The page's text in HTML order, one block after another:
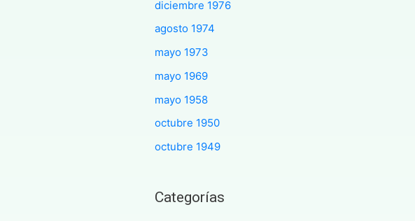
diciembre 1976
agosto 1974
mayo 1973
mayo 1969
mayo 1958
octubre 1950
octubre 1949
Categorías